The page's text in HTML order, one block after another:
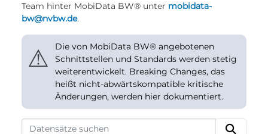
Team hinter MobiData BW® unter mobidata-
bw@nvbw.de.
⚠
Die von MobiData BW® angebotenen
Schnittstellen und Standards werden stetig
weiterentwickelt. Breaking Changes, das
heißt nicht-abwärtskompatible kritische
Änderungen, werden hier dokumentiert.